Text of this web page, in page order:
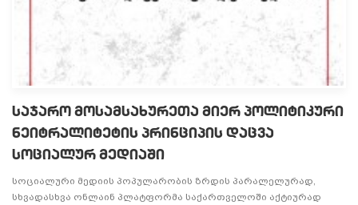
საჯარო მოსამსახურეთა მიერ პოლიტიკური
ნეიტრალიტეტის პრინციპის დაცვა
სოციალურ მედიაში
სოციალური მედიის პოპულარობის ზრდის პარალელურად,
სხვადასხვა ონლაინ პლატფორმა საქართველოში აქტიურად